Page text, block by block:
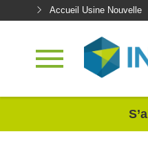
Accueil Usine Nouvelle